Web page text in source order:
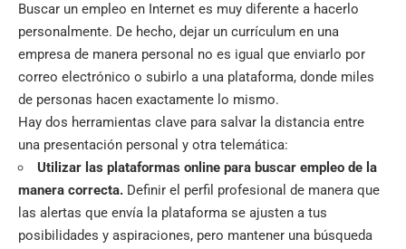
Buscar un empleo en Internet es muy diferente a hacerlo
personalmente. De hecho, dejar un currículum en una
empresa de manera personal no es igual que enviarlo por
correo electrónico o subirlo a una plataforma, donde miles
de personas hacen exactamente lo mismo.
Hay dos herramientas clave para salvar la distancia entre
una presentación personal y otra telemática:
Utilizar las plataformas online para buscar empleo de la
manera correcta. Definir el perfil profesional de manera que
las alertas que envía la plataforma se ajusten a tus
posibilidades y aspiraciones, pero mantener una búsqueda